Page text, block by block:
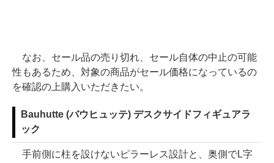
なお、セール品の売り切れ、セール自体の中止の可能
性もあるため、対象の商品がセール価格になっているの
を確認の上購入いただきたい。
Bauhutte (バウヒュッテ) デスクサイドフィギュアラ
ック
手前側に柱を設けないピラーレス設計と、奥側でL字